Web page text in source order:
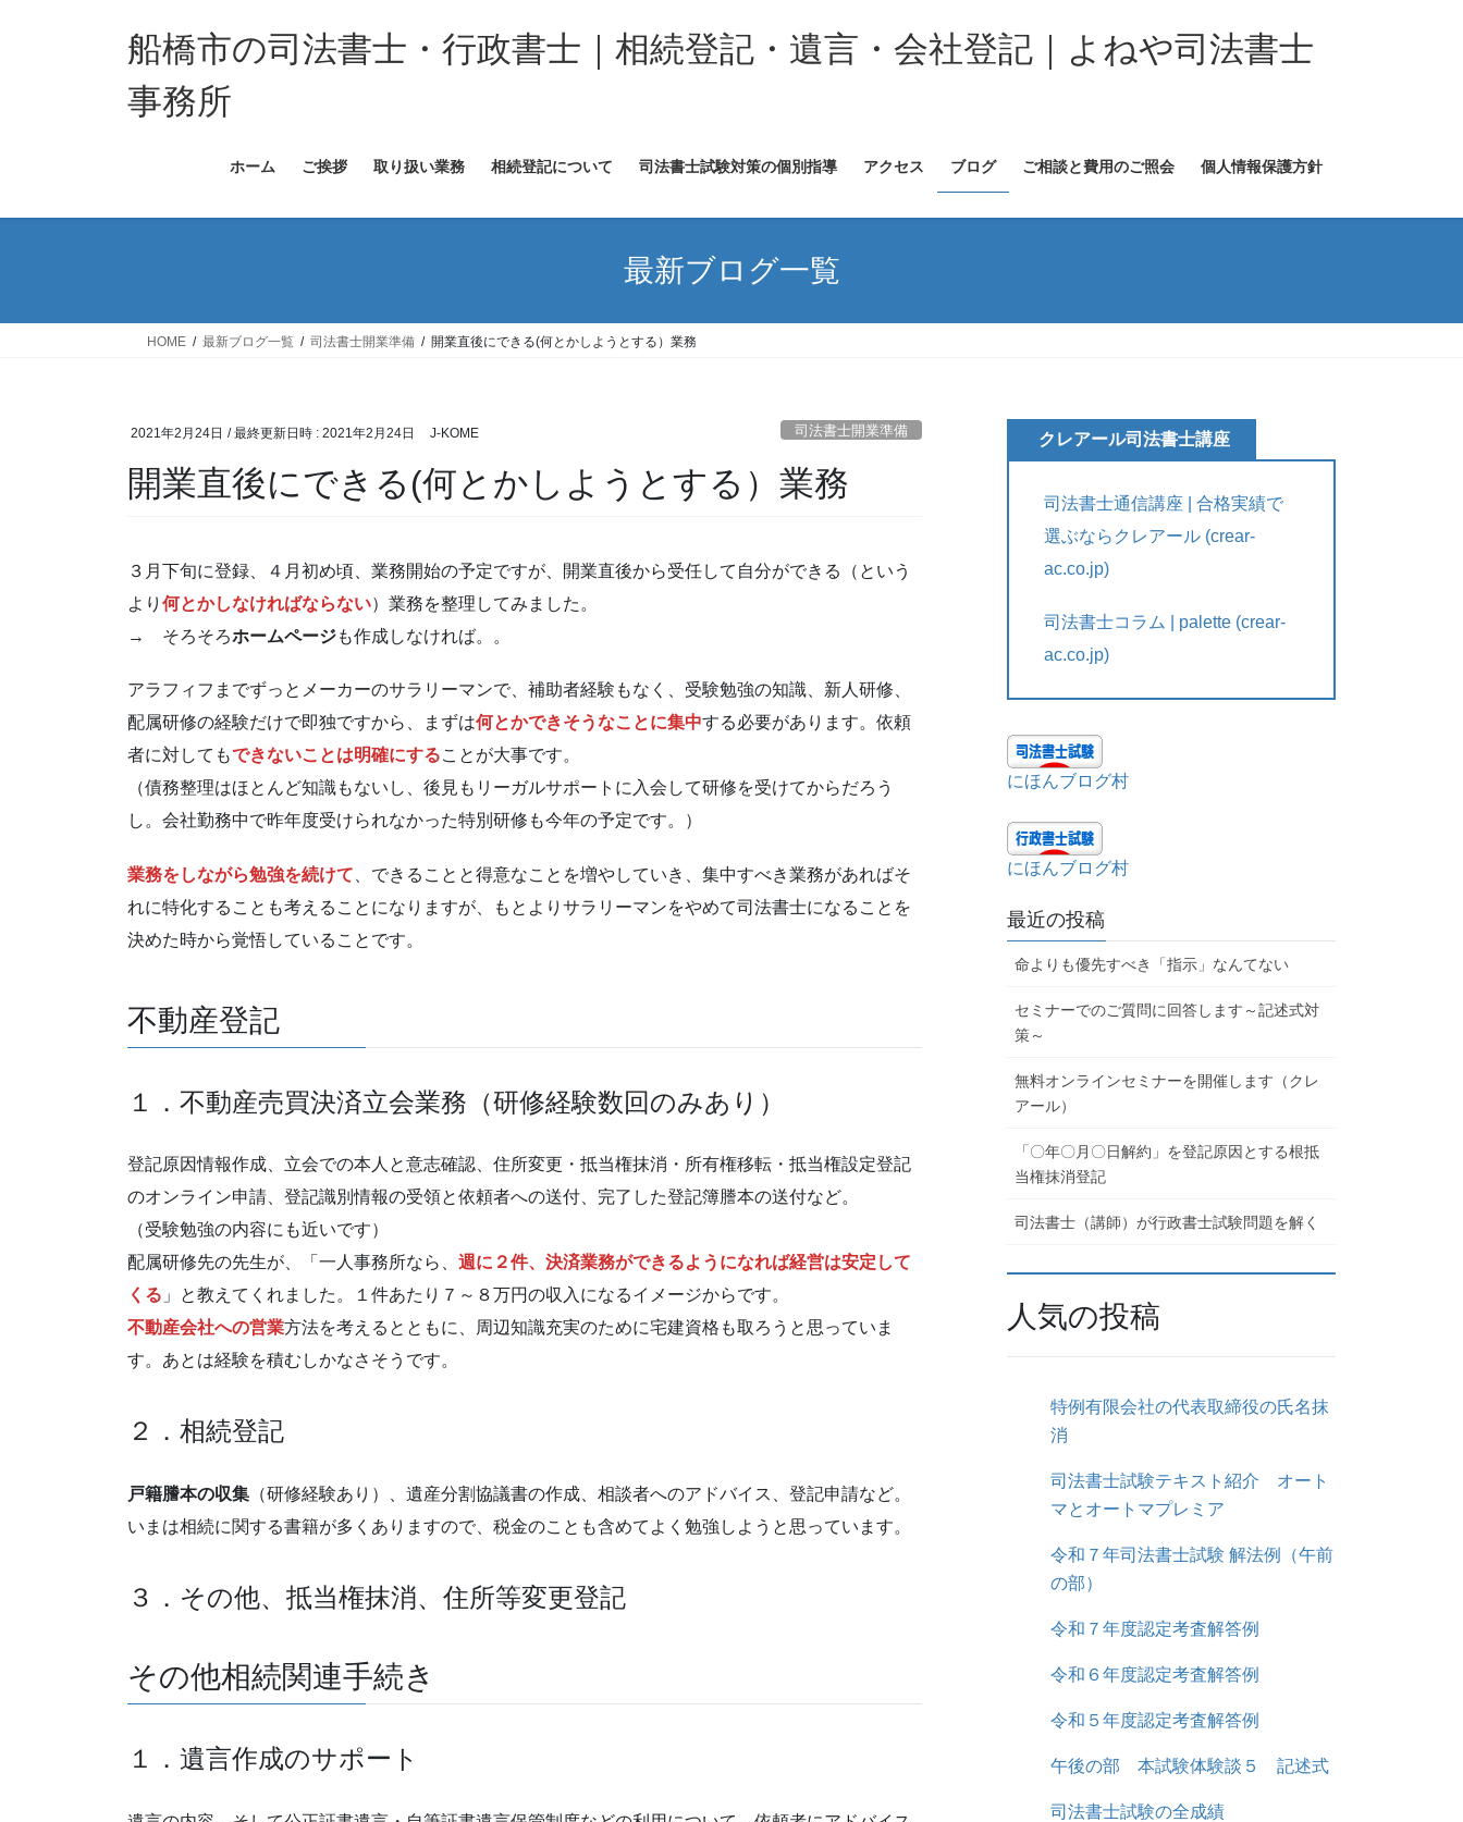
ッ
移
船橋市の司法書士・行政書士｜相続登記・遺言・会社登記｜よねや司法書士
事務所
ホーム ご挨拶 取り扱い業務 相続登記について 司法書士試験対策の個別指導 アクセス ブログ ご相談と費用のご照会 個人情報保護方針
最新ブログ一覧
HOME 最新ブログ一覧 司法書士開業準備 開業直後にできる(何とかしようとする）業務
2021年2月24日 / 最終更新日時 : 2021年2月24日 J-KOME 司法書士開業準備
開業直後にできる(何とかしようとする）業務
３月下旬に登録、４月初め頃、業務開始の予定ですが、開業直後から受任して自分ができる（という
より 何とかしなければならない）業務を整理してみました。
→ そろそろホームページも作成しなければ。。
アラフィフまでずっとメーカーのサラリーマンで、補助者経験もなく、受験勉強の知識、新人研修、
配属研修の経験だけで即独ですから、まずは何とかできそうなことに集中する必要があります。依頼
者に対してもできないことは明確にすることが大事です。
（債務整理はほとんど知識もないし、後見もリーガルサポートに入会して研修を受けてからだろう
し。会社勤務中で昨年度受けられなかった特別研修も今年の予定です。）
業務をしながら勉強を続けて 、できることと得意なことを増やしていき、集中すべき業務があればそ
れに特化することも考えることになりますが、もとよりサラリーマンをやめて司法書士になることを
決めた時から覚悟していることです。
不動産登記
１．不動産売買決済立会業務（研修経験数回のみあり）
登記原因情報作成、立会での本人と意志確認、住所変更・抵当権抹消・所有権移転・抵当権設定登記
のオンライン申請、登記識別情報の受領と依頼者への送付、完了した登記簿謄本の送付など。
（受験勉強の内容にも近いです）
配属研修先の先生が、「一人事務所なら、 週に２件、決済業務ができるようになれば経営は安定して
くる 」と教えてくれました。１件あたり７～８万円の収入になるイメージからです。
不動産会社への営業方法を考えるとともに、周辺知識充実のために宅建資格も取ろうと思っていま
す。あとは経験を積むしかなさそうです。
２．相続登記
戸籍謄本の収集 （研修経験あり）、遺産分割協議書の作成、相談者へのアドバイス、登記申請など。
いまは相続に関する書籍が多くありますので、税金のことも含めてよく勉強しようと思っています。
３．その他、抵当権抹消、住所等変更登記
その他相続関連手続き
１．遺言作成のサポート
クレアール司法書士講座
司法書士通信講座 | 合格実績で
選ぶならクレアール (crear-
ac.co.jp)
司法書士コラム | palette (crear-
ac.co.jp)
にほんブログ村
にほんブログ村
最近の投稿
命よりも優先すべき「指示」なんてない
セミナーでのご質問に回答します～記述式対
策～
無料オンラインセミナーを開催します（クレ
アール）
「〇年〇月〇日解約」を登記原因とする根抵
当権抹消登記
司法書士（講師）が行政書士試験問題を解く
人気の投稿
特例有限会社の代表取締役の氏名抹
消
司法書士試験テキスト紹介 オート
マとオートマプレミア
令和７年司法書士試験 解法例（午前
の部）
令和７年度認定考査解答例
令和６年度認定考査解答例
令和５年度認定考査解答例
午後の部 本試験体験談５ 記述式
司法書士試験の全成績